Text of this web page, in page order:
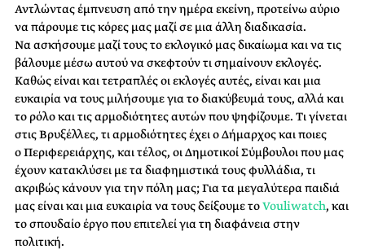
Αντλώντας έμπνευση από την ημέρα εκείνη, προτείνω αύριο
να πάρουμε τις κόρες μας μαζί σε μια άλλη διαδικασία.
Να ασκήσουμε μαζί τους το εκλογικό μας δικαίωμα και να τις
βάλουμε μέσω αυτού να σκεφτούν τι σημαίνουν εκλογές.
Καθώς είναι και τετραπλές οι εκλογές αυτές, είναι και μια
ευκαιρία να τους μιλήσουμε για το διακύβευμά τους, αλλά και
το ρόλο και τις αρμοδιότητες αυτών που ψηφίζουμε. Τι γίνεται
στις Βρυξέλλες, τι αρμοδιότητες έχει ο Δήμαρχος και ποιες
ο Περιφερειάρχης, και τέλος, οι Δημοτικοί Σύμβουλοι που μας
έχουν κατακλύσει με τα διαφημιστικά τους φυλλάδια, τι
ακριβώς κάνουν για την πόλη μας; Για τα μεγαλύτερα παιδιά
μας είναι και μια ευκαιρία να τους δείξουμε τοVouliwatch, και
το σπουδαίο έργο που επιτελεί για τη διαφάνεια στην
πολιτική.